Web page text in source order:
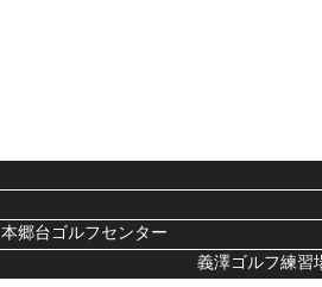
本郷台ゴルフセンター
義澤ゴルフ練習